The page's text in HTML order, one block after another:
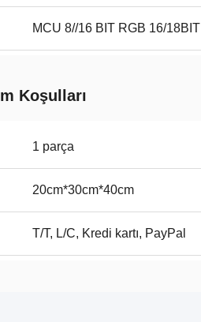
MCU 8//16 BIT RGB 16/18BIT
Koşulları
1 parça
20cm*30cm*40cm
T/T, L/C, Kredi kartı, PayPal